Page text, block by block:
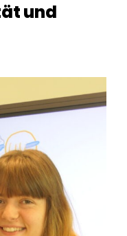
und